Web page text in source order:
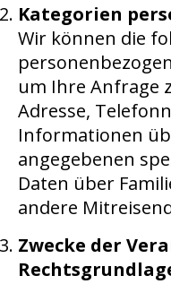
Kategorien
Wir können die
um Ihre Anfrage
Adresse,
Informationen
angegebenen
Daten über
andere
Zwecke der